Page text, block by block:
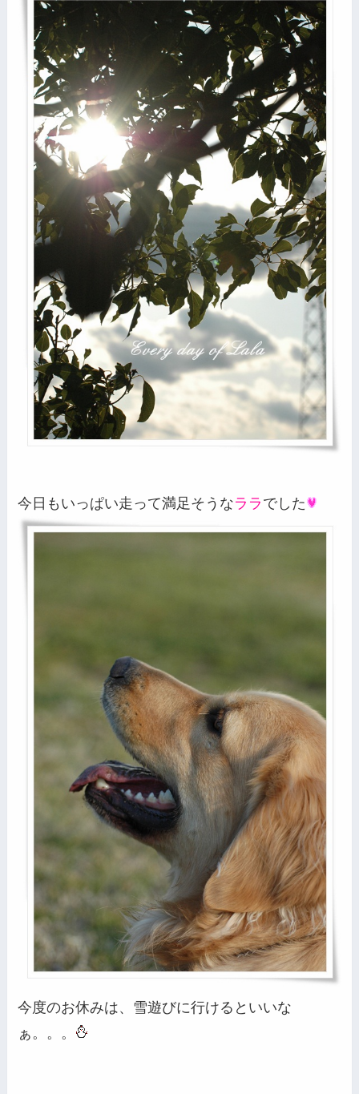
今日もいっぱい走って満足そうなララ でした
今度のお休みは、雪遊びに行けるといいな
ぁ。。。